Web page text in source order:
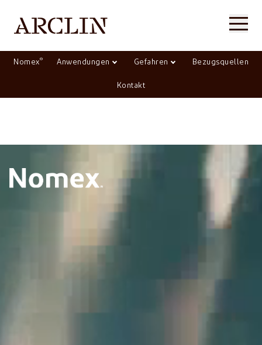
Nomex® Anwendungen Gefahren Bezugsquellen
Kontakt